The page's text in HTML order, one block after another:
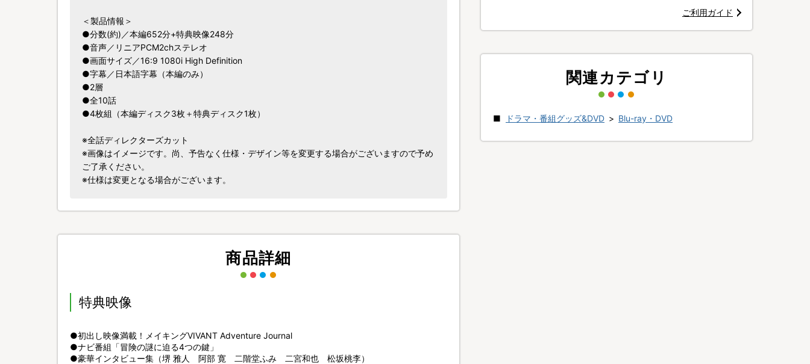
＜製品情報＞
●分数(約)／本編652分+特典映像248分
●音声／リニアPCM2chステレオ
●画面サイズ／16:9 1080i High Definition
●字幕／日本語字幕（本編のみ）
●2層
●全10話
●4枚組（本編ディスク3枚＋特典ディスク1枚）
※全話ディレクターズカット
※画像はイメージです。尚、予告なく仕様・デザイン等を変更する場合がございますので予め
ご了承ください。
※仕様は変更となる場合がございます。
商品詳細
特典映像
●初出し映像満載！メイキングVIVANT Adventure Journal
●ナビ番組「冒険の謎に迫る4つの鍵」
●豪華インタビュー集（堺 雅人 阿部 寛 二階堂ふみ 二宮和也 松坂桃李）
ご利用ガイド
関連カテゴリ
ドラマ・番組グッズ&DVD > Blu-ray・DVD